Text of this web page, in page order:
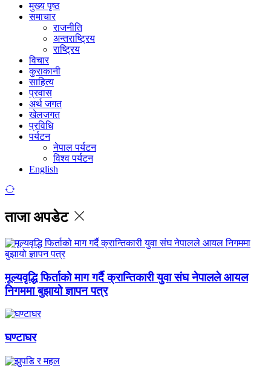
मुख्य पृष्ठ
समाचार
राजनीति
अन्तराष्ट्रिय
राष्ट्रिय
विचार
कुराकानी
साहित्य
प्रवास
अर्थ जगत
खेलजगत
प्रविधि
पर्यटन
नेपाल पर्यटन
विश्व पर्यटन
English
ताजा अपडेट
मूल्यवृद्धि फिर्ताको माग गर्दै क्रान्तिकारी युवा संघ नेपालले आयल
निगममा बुझायो ज्ञापन पत्र
घण्टाघर